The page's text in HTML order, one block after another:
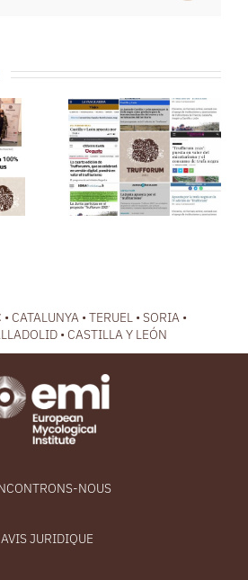
Trufforum
2021 dans
différents
médias de
CATALUNYA • TERUEL • SORIA •
• CASTILLA Y LEÓN
NOUS
AVIS JURIDIQUE